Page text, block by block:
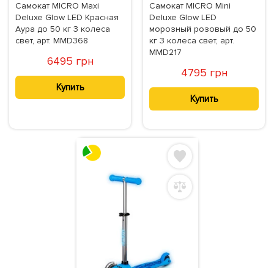
Самокат MICRO Maxi
Deluxe Glow LED Красная
Аура до 50 кг 3 колеса
свет, арт. MMD368
6495 грн
Купить
Самокат MICRO Mini
Deluxe Glow LED
морозный розовый до 50
кг 3 колеса свет, арт.
MMD217
4795 грн
Купить